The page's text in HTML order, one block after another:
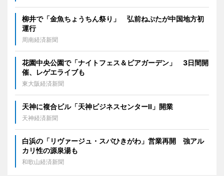
柳井で「金魚ちょうちん祭り」 弘前ねぷたが中国地方初
運行
周南経済新聞
花園中央公園で「ナイトフェス＆ビアガーデン」 3日間開
催、レゲエライブも
東大阪経済新聞
天神に複合ビル「天神ビジネスセンターII」開業
天神経済新聞
白浜の「リヴァージュ・スパひきがわ」営業再開 強アル
カリ性の源泉湯も
和歌山経済新聞